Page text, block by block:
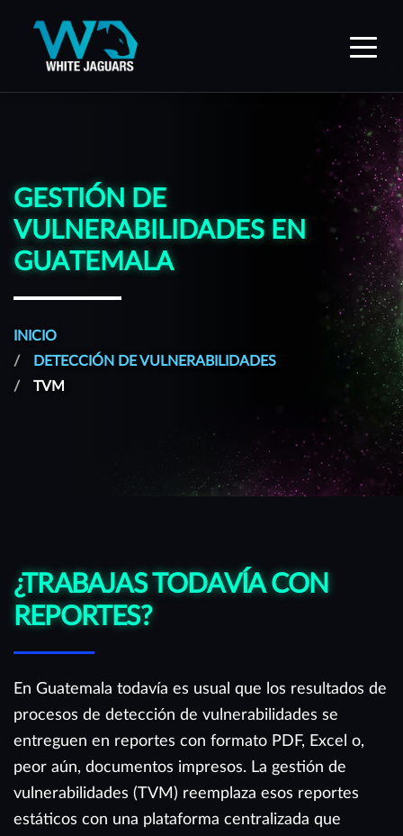
WhiteJaguars — Inicio
GESTIÓN DE
VULNERABILIDADES EN
GUATEMALA
INICIO
DETECCIÓN DE VULNERABILIDADES
TVM
¿TRABAJAS TODAVÍA CON
REPORTES?
En Guatemala todavía es usual que los resultados de
procesos de detección de vulnerabilidades se
entreguen en reportes con formato PDF, Excel o,
peor aún, documentos impresos. La gestión de
vulnerabilidades (TVM) reemplaza esos reportes
estáticos con una plataforma centralizada que